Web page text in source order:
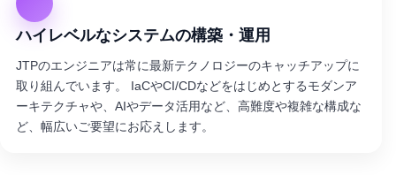
ハイレベルなシステムの構築・運用
JTPのエンジニアは常に最新テクノロジーのキャッチアップに
取り組んでいます。 IaCやCI/CDなどをはじめとするモダンア
ーキテクチャや、AIやデータ活用など、高難度や複雑な構成な
ど、幅広いご要望にお応えします。